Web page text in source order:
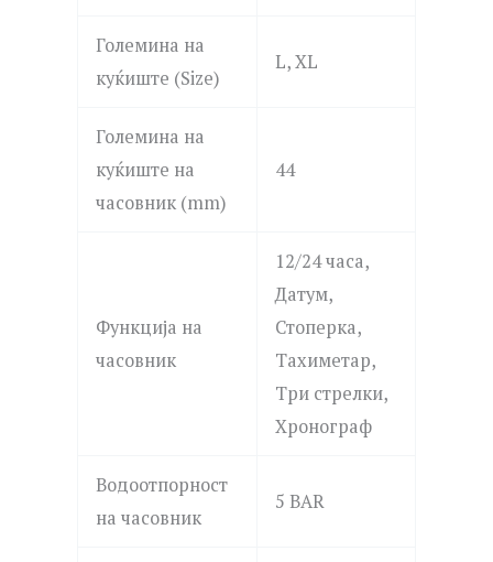
Големина на
куќиште (Size)
L, XL
Големина на
куќиште на
часовник (mm)
44
Функција на
часовник
12/24 часа,
Датум,
Стоперка,
Тахиметар,
Три стрелки,
Хронограф
Водоотпорност
на часовник
5 BAR